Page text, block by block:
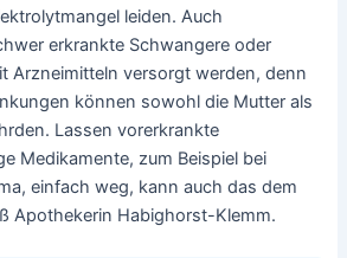
leiden. Auch
erkrankte Schwangere oder
Arzneimitteln versorgt werden, denn
können sowohl die Mutter als
Lassen vorerkrankte
Medikamente, zum Beispiel bei
einfach weg, kann auch das dem
Apothekerin Habighorst-Klemm.